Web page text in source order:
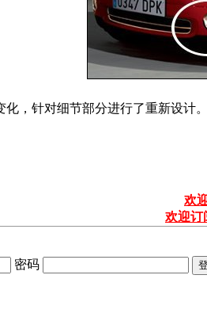
化，针对细节部分进行了重新设
欢
欢迎订
密码